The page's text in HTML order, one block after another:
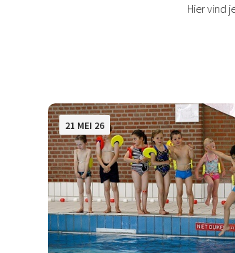
Hier vind
21 MEI 26